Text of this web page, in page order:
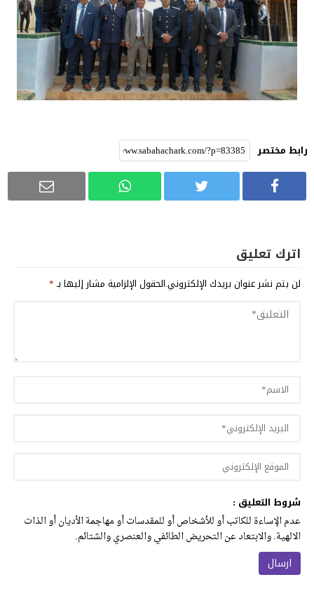
رابط مختصر
اترك تعليق
لن يتم نشر عنوان بريدك الإلكتروني.الحقول الإلزامية مشار إليها بـ*
شروط التعليق :
عدم الإساءة للكاتب أو للأشخاص أو للمقدسات أو مهاجمة الأديان أو الذات
الالهية. والابتعاد عن التحريض الطائفي والعنصري والشتائم.